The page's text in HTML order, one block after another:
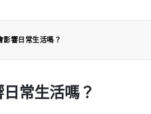
響日常生活嗎？
常生活嗎？